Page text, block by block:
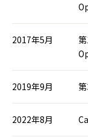
2017年5月
2019年9月
2022年8月